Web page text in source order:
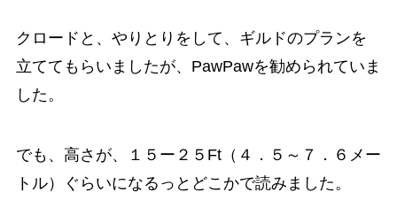
クロードと、やりとりをして、ギルドのプランを
立ててもらいましたが、PawPawを勧められていま
した。
でも、高さが、１５ー２５Ft（４．５～７．６メー
トル）ぐらいになるっとどこかで読みました。